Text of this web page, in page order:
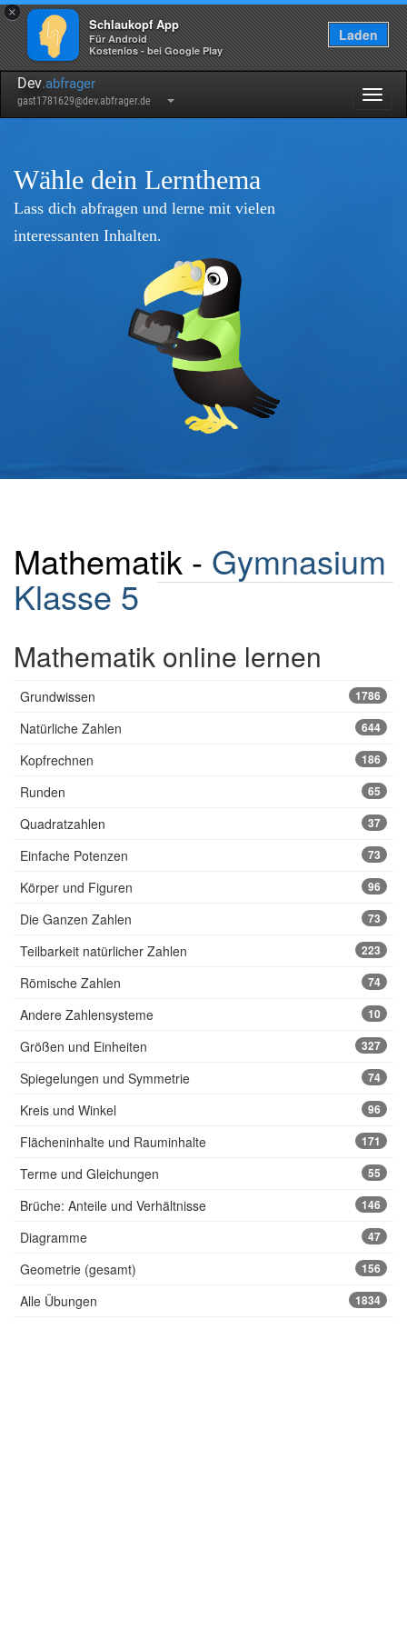
×
Schlaukopf App
Für Android
Kostenlos - bei Google Play
Laden
Dev.abfrager
gast1781629@dev.abfrager.de
Wähle dein Lernthema
Lass dich abfragen und lerne mit vielen
interessanten Inhalten.
Mathematik - Gymnasium
Klasse 5
Mathematik online lernen
Grundwissen 1786
Natürliche Zahlen 644
Kopfrechnen 186
Runden 65
Quadratzahlen 37
Einfache Potenzen 73
Körper und Figuren 96
Die Ganzen Zahlen 73
Teilbarkeit natürlicher Zahlen 223
Römische Zahlen 74
Andere Zahlensysteme 10
Größen und Einheiten 327
Spiegelungen und Symmetrie 74
Kreis und Winkel 96
Flächeninhalte und Rauminhalte 171
Terme und Gleichungen 55
Brüche: Anteile und Verhältnisse 146
Diagramme 47
Geometrie (gesamt) 156
Alle Übungen 1834